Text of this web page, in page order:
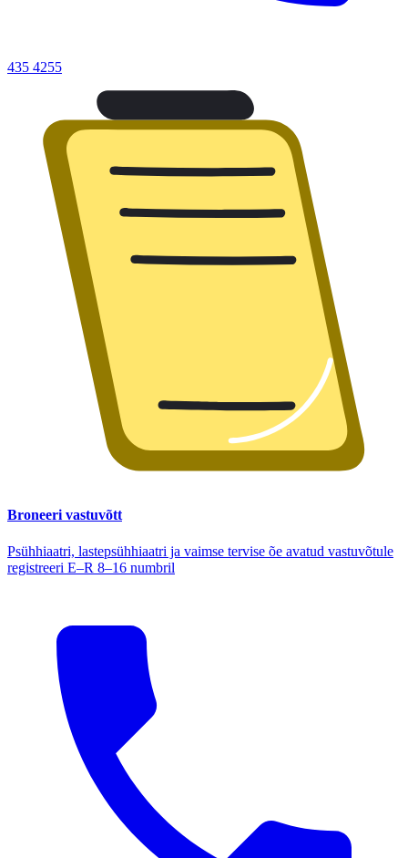
435 4255
Broneeri vastuvõtt
Psühhiaatri, lastepsühhiaatri ja vaimse tervise õe avatud vastuvõtule
registreeri E–R 8–16 numbril